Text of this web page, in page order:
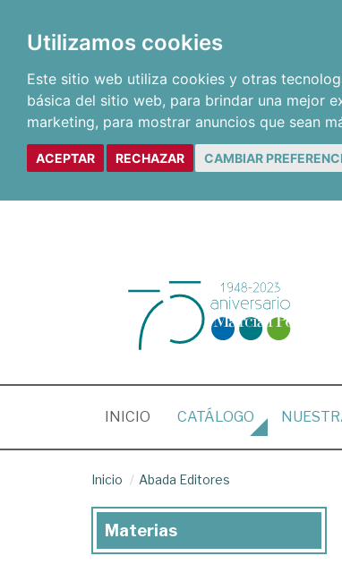
Utilizamos cookies
Este sitio web utiliza cookies y otras
básica del sitio web, para brindar una mejor
marketing, para mostrar anuncios que sean
ACEPTAR RECHAZAR CAMBIAR
INICIO (CURRENT)
CATÁLOGO
Inicio Abada Editores
Materias